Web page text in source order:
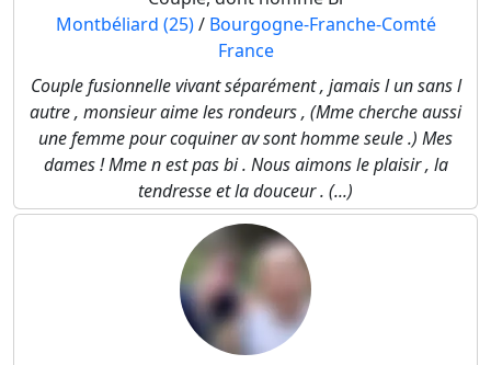
Montbéliard (25)/ Bourgogne-Franche-Comté
France
Couple fusionnelle vivant séparément , jamais l un sans l
autre , monsieur aime les rondeurs , (Mme cherche aussi
une femme pour coquiner av sont homme seule .) Mes
dames ! Mme n est pas bi . Nous aimons le plaisir , la
tendresse et la douceur . (...)